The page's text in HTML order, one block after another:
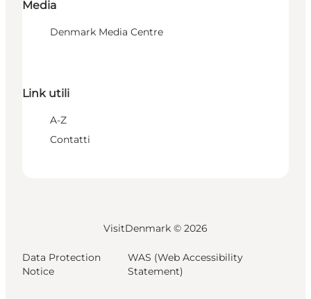
Media
Denmark Media Centre
Link utili
A-Z
Contatti
VisitDenmark © 2026
Data Protection
Notice
WAS (Web Accessibility
Statement)